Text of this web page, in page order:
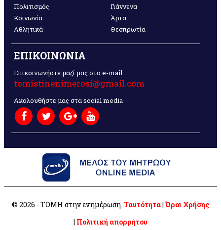
Πολιτισμός
Κοινωνία
Αθλητικά
Γιάννενα
Άρτα
Θεσπρωτία
ΕΠΙΚΟΙΝΩΝΙΑ
Επικοινωνήστε μαζί μας στο e-mail:
tomistinenimerosi@gmail.com
Ακολουθήστε μας στα social media
© 2026 - ΤΟΜΗ στην ενημέρωση. Ταυτότητα| Όροι Χρήσης
| Πολιτική απορρήτου